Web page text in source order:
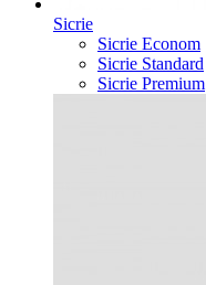
Sicrie
Sicrie Econom
Sicrie Standard
Sicrie Premium